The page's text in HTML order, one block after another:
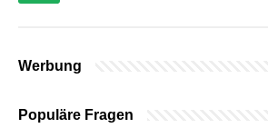
Werbung
Populäre Fragen